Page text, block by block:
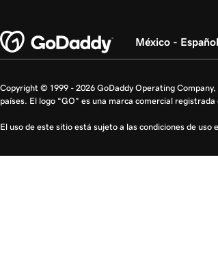
México - Español
Copyright © 1999 - 2026 GoDaddy Operating
países. El logo “GO” es una marca comercial
El uso de este sitio está sujeto a las condiciones de